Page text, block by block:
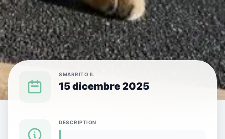
{SPECIES} SMARRITO(A) A {CITY}
SMARRITO IL
15 dicembre 2025
DESCRIPTION